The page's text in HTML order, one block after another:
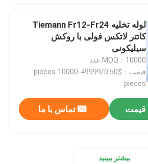
لوله تخلیه Tiemann Fr12-Fr24
کاتتر لاتکس فولی با روکش
سیلیکونی
MOQ：10000 عدد
قیمت：$0.50/pieces 10000-49999
pieces
قیمت تماس با ما
بیشتر ببینید